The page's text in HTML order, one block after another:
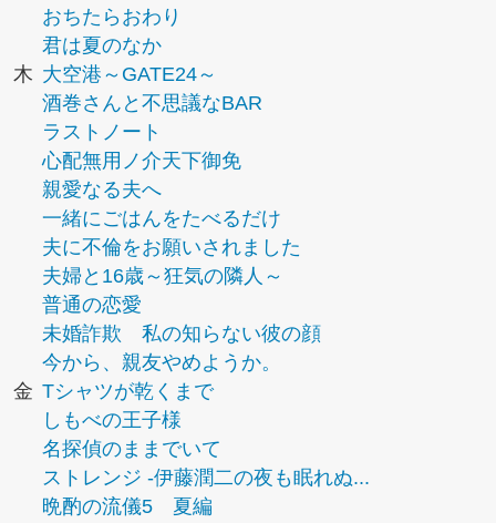
おちたらおわり
君は夏のなか
木 大空港～GATE24～
酒巻さんと不思議なBAR
ラストノート
心配無用ノ介天下御免
親愛なる夫へ
一緒にごはんをたべるだけ
夫に不倫をお願いされました
夫婦と16歳～狂気の隣人～
普通の恋愛
未婚詐欺 私の知らない彼の顔
今から、親友やめようか。
金 Tシャツが乾くまで
しもべの王子様
名探偵のままでいて
ストレンジ -伊藤潤二の夜も眠れぬ...
晩酌の流儀5 夏編